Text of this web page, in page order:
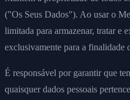
("Os Seus Dados"). Ao usar o
limitada para armazenar, tratar e
exclusivamente para a finalidade
É responsável por garantir que
quaisquer dados pessoais